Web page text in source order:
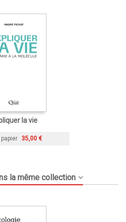
la vie
35,00 €
la même collection